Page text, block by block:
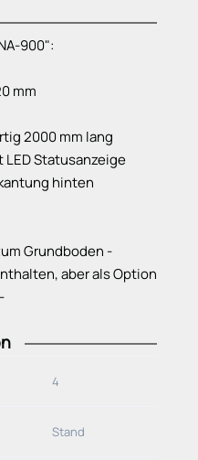
900":
mm
2000 mm lang
Statusanzeige
hinten
Grundboden -
aber als Option
4
Stand